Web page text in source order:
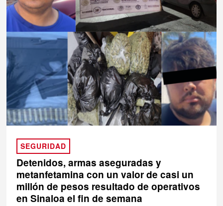
SEGURIDAD
Detenidos, armas aseguradas y
metanfetamina con un valor de casi un
millón de pesos resultado de operativos
en Sinaloa el fin de semana